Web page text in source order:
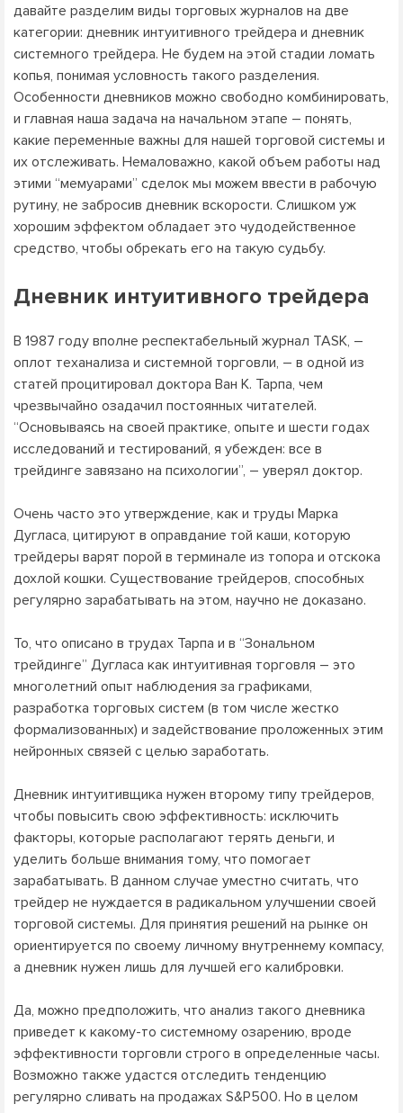
давайте разделим виды торговых журналов на две
категории: дневник интуитивного трейдера и дневник
системного трейдера. Не будем на этой стадии ломать
копья, понимая условность такого разделения.
Особенности дневников можно свободно комбинировать,
и главная наша задача на начальном этапе – понять,
какие переменные важны для нашей торговой системы и
их отслеживать. Немаловажно, какой объем работы над
этими “мемуарами” сделок мы можем ввести в рабочую
рутину, не забросив дневник вскорости. Слишком уж
хорошим эффектом обладает это чудодейственное
средство, чтобы обрекать его на такую судьбу.
Дневник интуитивного трейдера
В 1987 году вполне респектабельный журнал TASK, –
оплот теханализа и системной торговли, – в одной из
статей процитировал доктора Ван К. Тарпа, чем
чрезвычайно озадачил постоянных читателей.
“Основываясь на своей практике, опыте и шести годах
исследований и тестирований, я убежден: все в
трейдинге завязано на психологии”, – уверял доктор.
Очень часто это утверждение, как и труды Марка
Дугласа, цитируют в оправдание той каши, которую
трейдеры варят порой в терминале из топора и отскока
дохлой кошки. Существование трейдеров, способных
регулярно зарабатывать на этом, научно не доказано.
То, что описано в трудах Тарпа и в “Зональном
трейдинге” Дугласа как интуитивная торговля – это
многолетний опыт наблюдения за графиками,
разработка торговых систем (в том числе жестко
формализованных) и задействование проложенных этим
нейронных связей c целью заработать.
Дневник интуитивщика нужен второму типу трейдеров,
чтобы повысить свою эффективность: исключить
факторы, которые располагают терять деньги, и
уделить больше внимания тому, что помогает
зарабатывать. В данном случае уместно считать, что
трейдер не нуждается в радикальном улучшении своей
торговой системы. Для принятия решений на рынке он
ориентируется по своему личному внутреннему компасу,
а дневник нужен лишь для лучшей его калибровки.
Да, можно предположить, что анализ такого дневника
приведет к какому-то системному озарению, вроде
эффективности торговли строго в определенные часы.
Возможно также удастся отследить тенденцию
регулярно сливать на продажах S&P500. Но в целом